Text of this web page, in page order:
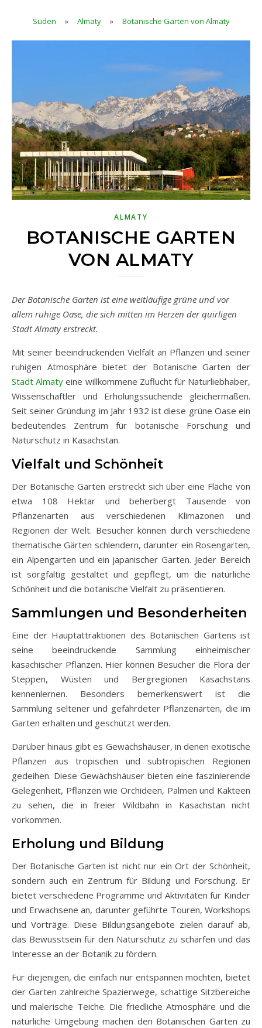
Süden » Almaty » Botanische Garten von Almaty
ALMATY
BOTANISCHE GARTEN
VON ALMATY
Der Botanische Garten ist eine weitläufige grüne und vor
allem ruhige Oase, die sich mitten im Herzen der quirligen
Stadt Almaty erstreckt.
Mit seiner beeindruckenden Vielfalt an Pflanzen und seiner
ruhigen Atmosphäre bietet der Botanische Garten der
Stadt Almaty eine willkommene Zuflucht für Naturliebhaber,
Wissenschaftler und Erholungssuchende gleichermaßen.
Seit seiner Gründung im Jahr 1932 ist diese grüne Oase ein
bedeutendes Zentrum für botanische Forschung und
Naturschutz in Kasachstan.
Vielfalt und Schönheit
Der Botanische Garten erstreckt sich über eine Fläche von
etwa 108 Hektar und beherbergt Tausende von
Pflanzenarten aus verschiedenen Klimazonen und
Regionen der Welt. Besucher können durch verschiedene
thematische Gärten schlendern, darunter ein Rosengarten,
ein Alpengarten und ein japanischer Garten. Jeder Bereich
ist sorgfältig gestaltet und gepflegt, um die natürliche
Schönheit und die botanische Vielfalt zu präsentieren.
Sammlungen und Besonderheiten
Eine der Hauptattraktionen des Botanischen Gartens ist
seine beeindruckende Sammlung einheimischer
kasachischer Pflanzen. Hier können Besucher die Flora der
Steppen, Wüsten und Bergregionen Kasachstans
kennenlernen. Besonders bemerkenswert ist die
Sammlung seltener und gefährdeter Pflanzenarten, die im
Garten erhalten und geschützt werden.
Darüber hinaus gibt es Gewächshäuser, in denen exotische
Pflanzen aus tropischen und subtropischen Regionen
gedeihen. Diese Gewächshäuser bieten eine faszinierende
Gelegenheit, Pflanzen wie Orchideen, Palmen und Kakteen
zu sehen, die in freier Wildbahn in Kasachstan nicht
vorkommen.
Erholung und Bildung
Der Botanische Garten ist nicht nur ein Ort der Schönheit,
sondern auch ein Zentrum für Bildung und Forschung. Er
bietet verschiedene Programme und Aktivitäten für Kinder
und Erwachsene an, darunter geführte Touren, Workshops
und Vorträge. Diese Bildungsangebote zielen darauf ab,
das Bewusstsein für den Naturschutz zu schärfen und das
Interesse an der Botanik zu fördern.
Für diejenigen, die einfach nur entspannen möchten, bietet
der Garten zahlreiche Spazierwege, schattige Sitzbereiche
und malerische Teiche. Die friedliche Atmosphäre und die
natürliche Umgebung machen den Botanischen Garten zu